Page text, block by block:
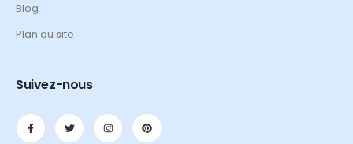
Blog
Plan du site
Suivez-nous